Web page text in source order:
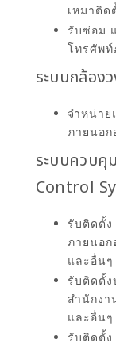
เหมาติด
รับซ่อม
โทรศัพท์
ระบบกล้อง
จำหน่าย
ภายนอก
ระบบควบคุ
Control
รับติดตั้ง
ภายนอก
และอื่นๆ
รับติดตั้ง
สำนักงา
และอื่นๆ
รับติดตั้ง